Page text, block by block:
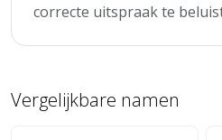
correcte uitspraak te
Vergelijkbare namen